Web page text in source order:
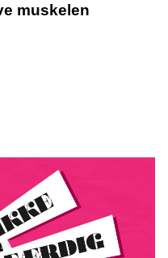
muskelen